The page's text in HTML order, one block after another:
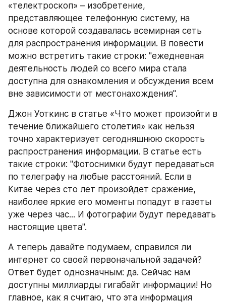
«телектроскоп» – изобретение,
представляющее телефонную систему, на
основе которой создавалась всемирная сеть
для распространения информации. В повести
можно встретить такие строки: "ежедневная
деятельность людей со всего мира стала
доступна для ознакомления и обсуждения всем
вне зависимости от местонахождения".
Джон Уоткинс в статье «Что может произойти в
течение ближайшего столетия» как нельзя
точно характеризует сегодняшнюю скорость
распространения информации. В статье есть
такие строки: "Фотоснимки будут передаваться
по телеграфу на любые расстояний. Если в
Китае через сто лет произойдет сражение,
наиболее яркие его моменты попадут в газеты
уже через час... И фотографии будут передавать
настоящие цвета".
А теперь давайте подумаем, справился ли
интернет со своей первоначальной задачей?
Ответ будет однозначным: да. Сейчас нам
доступны миллиарды гигабайт информации! Но
главное, как я считаю, что эта информация